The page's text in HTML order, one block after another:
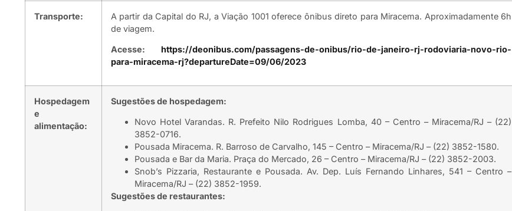
Transporte:
A partir da Capital do RJ, a Viação 1001 oferece ônibus direto para Miracema. Aproximadamente 6h
de viagem.
Acesse: https://deonibus.com/passagens-de-onibus/rio-de-janeiro-rj-rodoviaria-novo-rio-
para-miracema-rj?departureDate=09/06/2023
Hospedagem
e
alimentação:
Sugestões de hospedagem:
Novo Hotel Varandas. R. Prefeito Nilo Rodrigues Lomba, 40 – Centro – Miracema/RJ – (22)
3852-0716.
Pousada Miracema. R. Barroso de Carvalho, 145 – Centro – Miracema/RJ – (22) 3852-1580.
Pousada e Bar da Maria. Praça do Mercado, 26 – Centro – Miracema/RJ – (22) 3852-2003.
Snob’s Pizzaria, Restaurante e Pousada. Av. Dep. Luís Fernando Linhares, 541 – Centro –
Miracema/RJ – (22) 3852-1959.
Sugestões de restaurantes: